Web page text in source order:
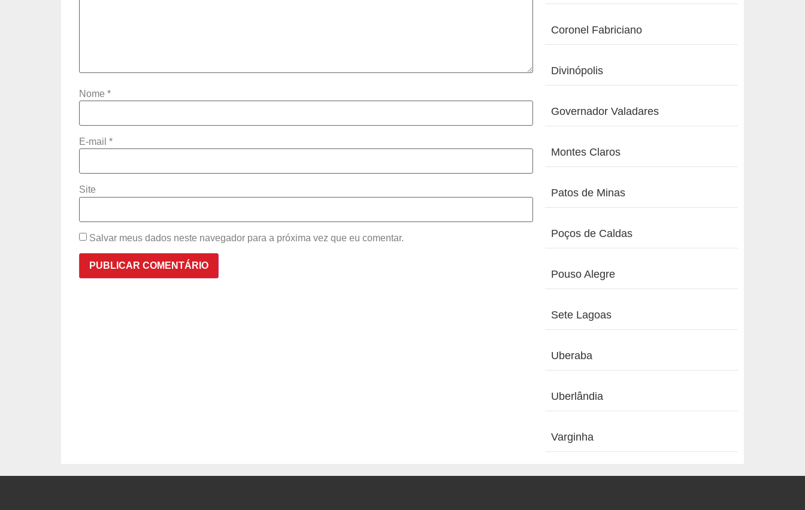
Nome *
E-mail *
Site
Salvar meus dados neste navegador para a próxima vez que eu comentar.
Coronel Fabriciano
Divinópolis
Governador Valadares
Montes Claros
Patos de Minas
Poços de Caldas
Pouso Alegre
Sete Lagoas
Uberaba
Uberlândia
Varginha